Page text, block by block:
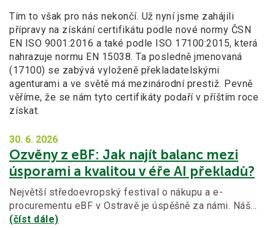
Tím to však pro nás nekončí. Už nyní jsme zahájili
přípravy na získání certifikátu podle nové normy ČSN
EN ISO 9001:2016 a také podle ISO 17100:2015, která
nahrazuje normu EN 15038. Ta posledně jmenovaná
(17100) se zabývá vyloženě překladatelskými
agenturami a ve světě má mezinárodní prestiž. Pevně
věříme, že se nám tyto certifikáty podaří v příštím roce
získat.
30. 6. 2026
Ozvěny z eBF: Jak najít balanc mezi
úsporami a kvalitou v éře AI překladů?
Největší středoevropský festival o nákupu a e-
procurementu eBF v Ostravě je úspěšně za námi. Náš…
(číst dále)